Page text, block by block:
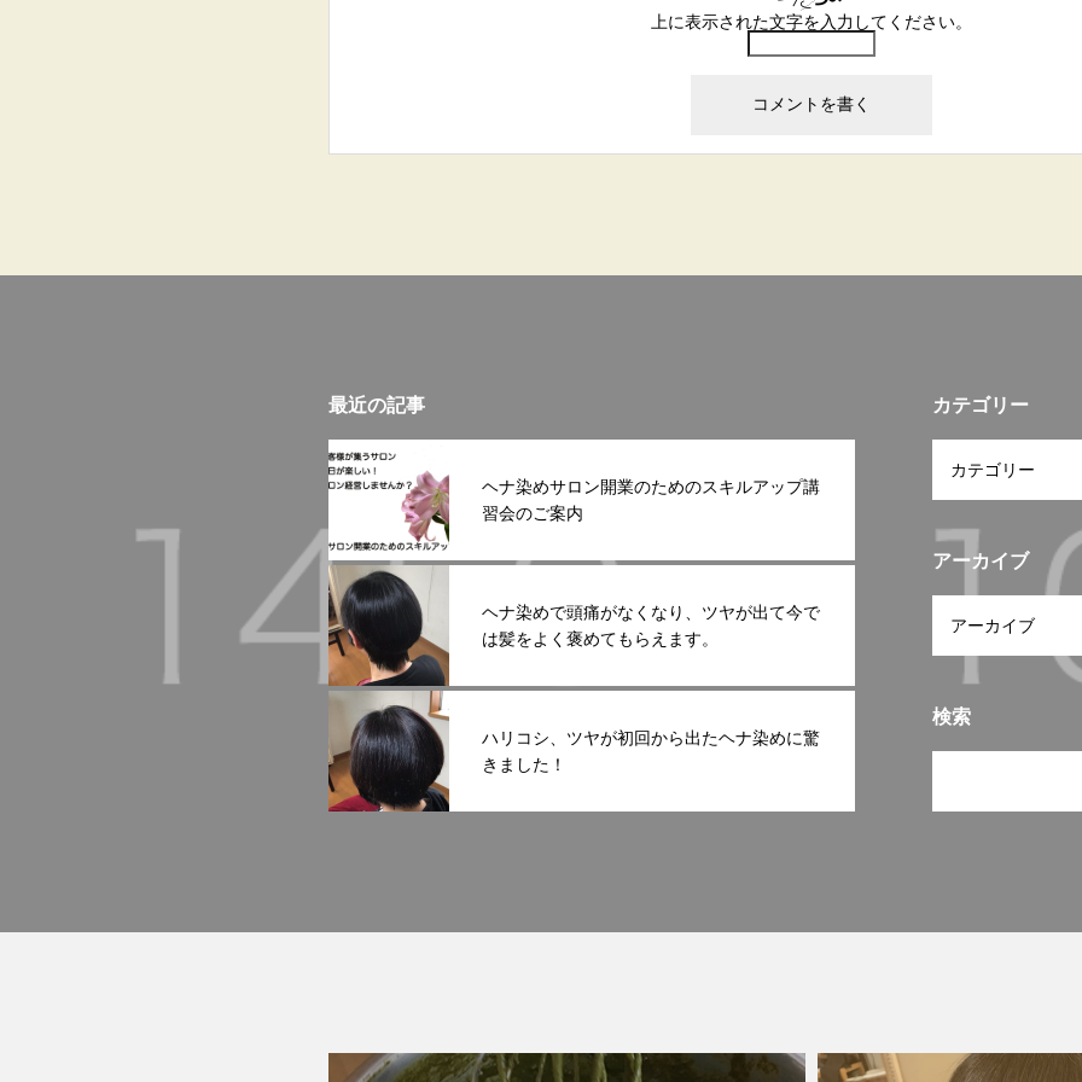
上に表示された文字を入力してください。
最近の記事
ヘナ染めサロン開業のためのスキルアップ講
習会のご案内
ヘナ染めで頭痛がなくなり、ツヤが出て今で
は髪をよく褒めてもらえます。
ハリコシ、ツヤが初回から出たヘナ染めに驚
きました！
カテゴリー
アーカイブ
検索